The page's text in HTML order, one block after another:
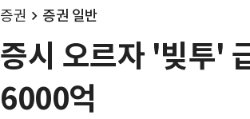
증권 증권 일반
증시 오르자 '빚투'
6000억